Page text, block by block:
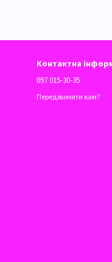
Контактна
097 015-30-35
Передзвонити вам?